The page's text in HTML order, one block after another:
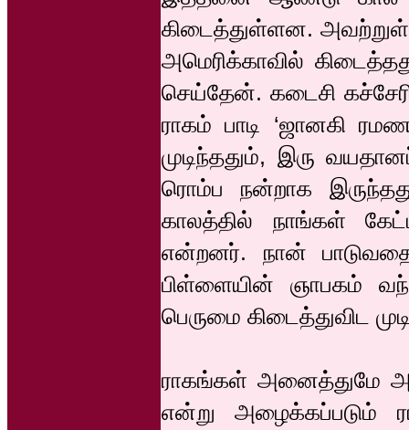
கிடைத்துள்ளன. அவற்றுள்
அமெரிக்காவில்
செய்தேன். கடைசி
ராகம் பாடி ‘ஜானகி
முடிந்ததும், இரு
ரொம்ப நன்றாக
காலத்தில் நாங்கள்
என்றனர். நான்
பிள்ளையின் ஞாபகம்
பெருமை கிடைத்துவிட
ராகங்கள் அனைத்துமே
என்று அழைக்கப்படும்